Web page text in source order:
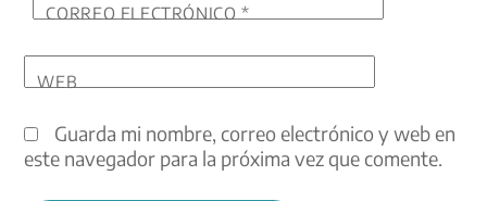
CORREO ELECTRÓNICO*
WEB
Guarda mi nombre, correo electrónico y web en
este navegador para la próxima vez que comente.